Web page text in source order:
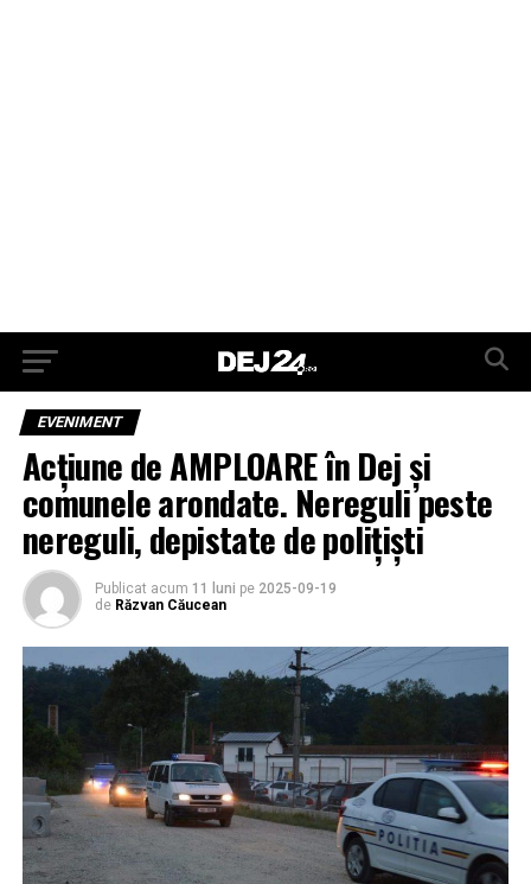
EVENIMENT
Acțiune de AMPLOARE în Dej și
comunele arondate. Nereguli peste
nereguli, depistate de polițiști
Publicat acum 11 luni pe 2025-09-19
de Răzvan Căucean